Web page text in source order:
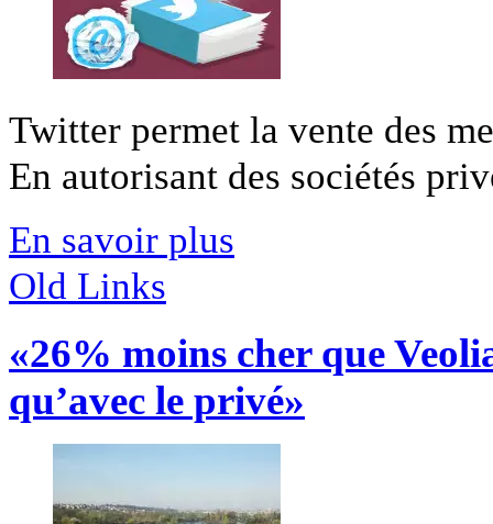
Twitter permet la vente des
En autorisant des sociétés
En savoir plus
Old Links
«26% moins cher que
qu’avec le privé»